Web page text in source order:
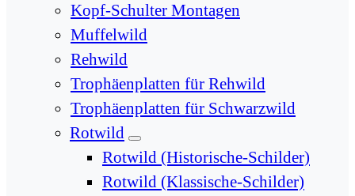
Kopf-Schulter Montagen
Muffelwild
Rehwild
Trophäenplatten für Rehwild
Trophäenplatten für Schwarzwild
Rotwild
Rotwild (Historische-Schilder)
Rotwild (Klassische-Schilder)